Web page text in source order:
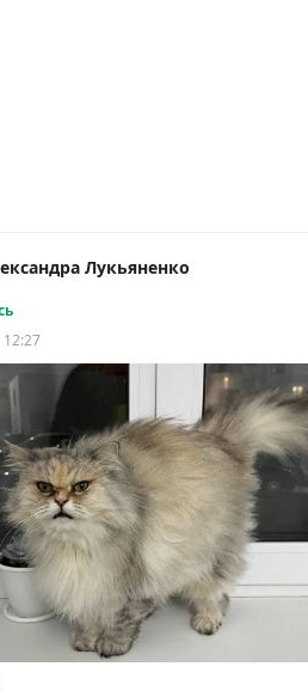
Лукьяненко
12:27